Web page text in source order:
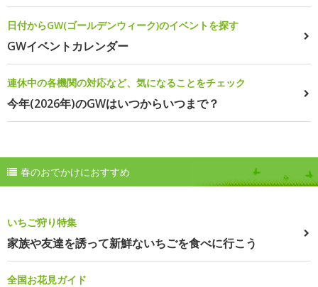
日付からGW(ゴールデンウィーク)のイベントを探す
GWイベントカレンダー
連休中の各機関の対応など、気になることをチェック
今年(2026年)のGWはいつからいつまで？
春のおでかけにおすすめ
いちご狩り特集
家族や友達を誘って新鮮ないちごを食べに行こう
全国お花見ガイド